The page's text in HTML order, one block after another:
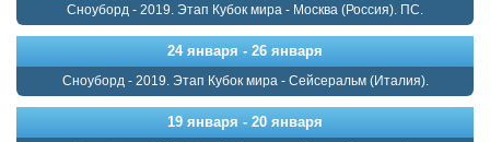
Сноуборд - 2019. Этап Кубок мира - Москва (Россия). ПС.
24 января - 26 января
Сноуборд - 2019. Этап Кубок мира - Сейсеральм (Италия).
19 января - 20 января